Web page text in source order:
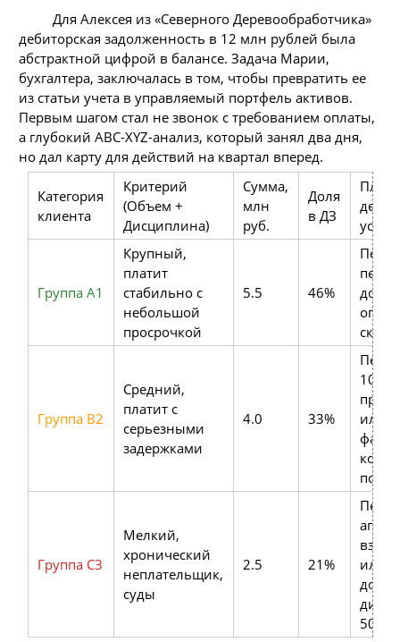
Для Алексея из «Северного Деревообработчика»
дебиторская задолженность в 12 млн рублей была
абстрактной цифрой в балансе. Задача Марии,
бухгалтера, заключалась в том, чтобы превратить ее
из статьи учета в управляемый портфель активов.
Первым шагом стал не звонок с требованием оплаты,
а глубокий ABC-XYZ-анализ, который занял два дня,
но дал карту для действий на квартал вперед.
Категория
клиента
Критерий
(Объем +
Дисциплина)
Сумма,
млн
руб.
Доля
в ДЗ
План
Группа A1
Крупный,
платит
стабильно с
небольшой
просрочкой
5.5 46%
Группа B2
Средний,
платит с
серьезными
задержками
4.0 33%
100%
или
Группа C3
Мелкий,
хронический
неплательщик,
суды
2.5 21%
или
долга
50%